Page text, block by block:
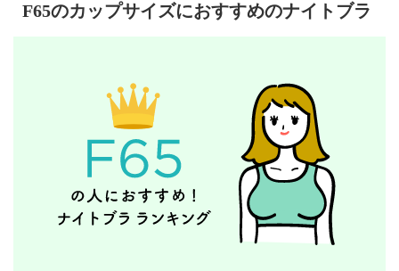
F65のカップサイズにおすすめのナイトブラ